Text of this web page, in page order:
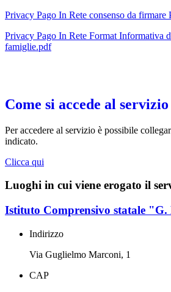
Privacy Pago In Rete consenso da firmare
Privacy Pago In Rete Format Informativa
famiglie.pdf
Come si accede al servizio
Per accedere al servizio è possibile
indicato.
Clicca qui
Luoghi in cui viene erogato il
Istituto Comprensivo statale
Indirizzo
Via Guglielmo Marconi, 1
CAP